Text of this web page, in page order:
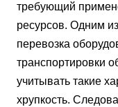
требующий
ресурсов. Одним
перевозка
транспортировки
учитывать такие
хрупкость.